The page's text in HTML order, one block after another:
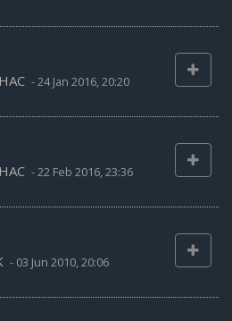
-24 Jan 2016, 20:20
-22 Feb 2016, 23:36
- 03 Jun 2010, 20:06